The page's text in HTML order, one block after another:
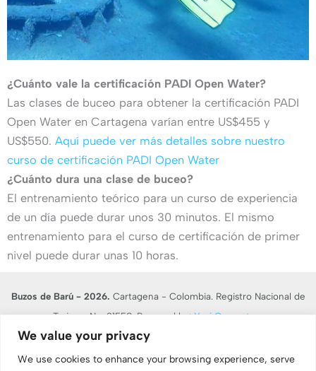
We value your privacy
We use cookies to enhance your browsing experience, serve
¿Cuánto vale la certificación PADI Open Water?
Las clases de buceo para obtener la certificación PADI
Open Water en Cartagena varían entre US$455 y
US$550. Aquí puede ver más detalles sobre nuestro
curso de certificación PADI Open Water
¿Cuánto dura una clase de buceo?
El entrenamiento teórico para un curso de experiencia
de un día puede durar unos 30 minutos. El mismo
entrenamiento para el curso de certificación de primer
nivel puede durar unas 10 horas.
Buzos de Barú - 2026. Cartagena - Colombia. Registro Nacional de
Turismo No. 21558. Powered by:Yusi Computers
En desarrollo de lo dispuesto en el artículo 17 de la Ley 679 de 2001,
BUZOS DE BARU RNT 21558, advierte al turista que la explotación y el